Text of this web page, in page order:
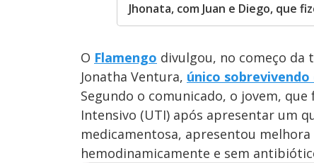
Jhonata, com Juan e Diego, que
O Flamengo divulgou, no começo da
Jonatha Ventura, único
Segundo o comunicado, o jovem,
Intensivo (UTI) após apresentar um
medicamentosa, apresentou
hemodinamicamente e sem